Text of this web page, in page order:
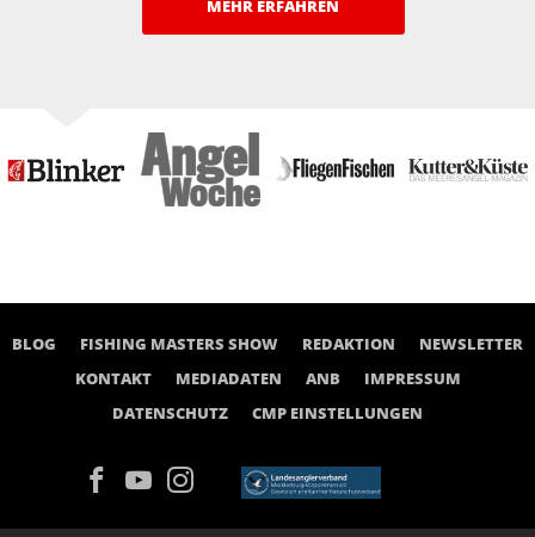
MEHR ERFAHREN
BLOG FISHING MASTERS SHOW REDAKTION
NEWSLETTER
KONTAKT
MEDIADATEN ANB
IMPRESSUM
DATENSCHUTZ
CMP EINSTELLUNGEN